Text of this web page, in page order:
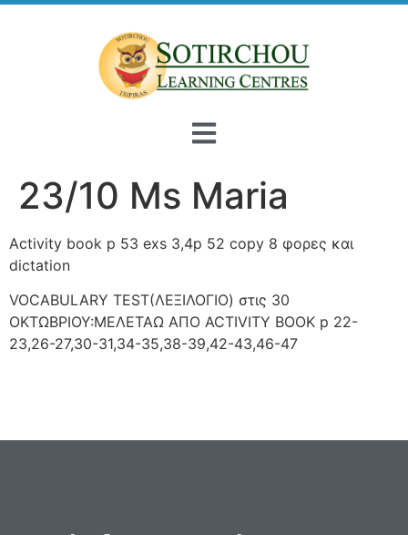
23/10 Ms Maria
Activity book p 53 exs 3,4p 52 copy 8 φορες και
dictation
VOCABULARY TEST(ΛΕΞΙΛΟΓΙΟ) στις 30
ΟΚΤΩΒΡΙΟΥ:ΜΕΛΕΤΑΩ ΑΠΟ ACTIVITY BOOK p 22-
23,26-27,30-31,34-35,38-39,42-43,46-47